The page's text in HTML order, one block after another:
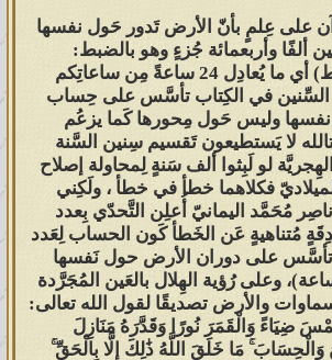
على عِلمٍ بأنّ الأرض تَدور حَول نفسها
ألفًا وأربعمائة جُزءٍ وهو بالضبط:
(86400 ثانية بالضبط) أي ما يُعادِل 24 ساعةً مِن ساعاتِكم
السِّنين في الكِتاب تأسَّس على حِساب
وليس حَول مِحورها كَما يزعُم
لا يَستطيعون تَقسيم سِنين السَّنة
الهِجريَّة لو لَبِثوا ألف سَنةٍ لِمحاولة إصلاح
فكلاهما خطأ في خطأ ، ولَكِني
مُحَمَّد اليمانيّ أُعلِن التَّحدّي بِعدد
مُتناهيةٍ عَن الخَطأ كَون الحساب لِعَدد
تأسَّس على دوران الأرض حول نَفسها
يومكم (24 ساعة)، وعلى رُؤية الهِلال بالعَين المُجَرَّدة
والأرض تصديقًا لقول الله تعالى:
ضِيَاءً وَالْقَمَرَ نُورًا وَقَدَّرَهُ مَنَازِلَ
وَالْحِسَابَ ۚ مَا خَلَقَ اللَّهُ ذَٰلِكَ إِلَّا بِالْحَقِّ